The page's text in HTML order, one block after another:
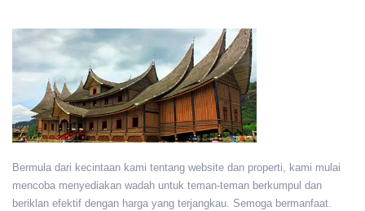
Bermula dari kecintaan kami tentang website dan properti, kami mulai
mencoba menyediakan wadah untuk teman-teman berkumpul dan
beriklan efektif dengan harga yang terjangkau. Semoga bermanfaat.